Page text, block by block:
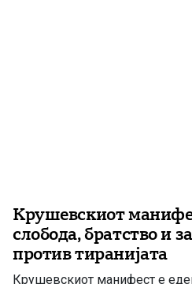
Крушевскиот
слобода, братство и
против тиранијата
Крушевскиот манифест е еден